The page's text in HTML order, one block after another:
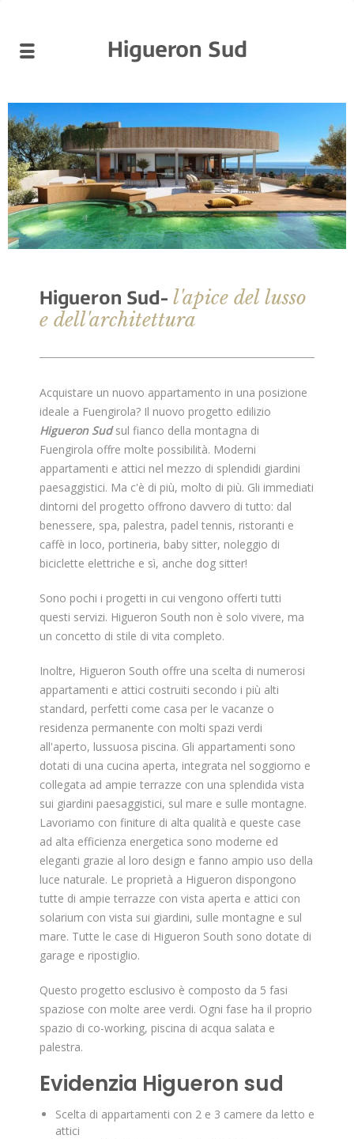
Higueron Sud
Higueron Sud- l'apice del lusso
e dell'architettura
Acquistare un nuovo appartamento in una posizione
ideale a Fuengirola? Il nuovo progetto edilizio
Higueron Sudsul fianco della montagna di
Fuengirola offre molte possibilità. Moderni
appartamenti e attici nel mezzo di splendidi giardini
paesaggistici. Ma c'è di più, molto di più. Gli immediati
dintorni del progetto offrono davvero di tutto: dal
benessere, spa, palestra, padel tennis, ristoranti e
caffè in loco, portineria, baby sitter, noleggio di
biciclette elettriche e sì, anche dog sitter!
Sono pochi i progetti in cui vengono offerti tutti
questi servizi. Higueron South non è solo vivere, ma
un concetto di stile di vita completo.
Inoltre, Higueron South offre una scelta di numerosi
appartamenti e attici costruiti secondo i più alti
standard, perfetti come casa per le vacanze o
residenza permanente con molti spazi verdi
all'aperto, lussuosa piscina. Gli appartamenti sono
dotati di una cucina aperta, integrata nel soggiorno e
collegata ad ampie terrazze con una splendida vista
sui giardini paesaggistici, sul mare e sulle montagne.
Lavoriamo con finiture di alta qualità e queste case
ad alta efficienza energetica sono moderne ed
eleganti grazie al loro design e fanno ampio uso della
luce naturale. Le proprietà a Higueron dispongono
tutte di ampie terrazze con vista aperta e attici con
solarium con vista sui giardini, sulle montagne e sul
mare. Tutte le case di Higueron South sono dotate di
garage e ripostiglio.
Questo progetto esclusivo è composto da 5 fasi
spaziose con molte aree verdi. Ogni fase ha il proprio
spazio di co-working, piscina di acqua salata e
palestra.
Evidenzia Higueron sud
Scelta di appartamenti con 2 e 3 camere da letto e
attici